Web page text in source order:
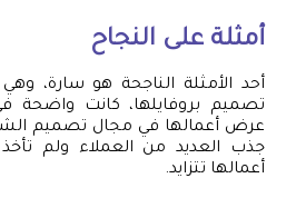
أمثلة على النجاح
أحد الأمثلة الناجحة هو سارة،
تصميم بروفايلها، كانت واضحة
عرض أعمالها في مجال تصميم
جذب العديد من العملاء ولم
أعمالها تتزايد.